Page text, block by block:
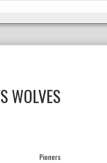
WOLVES
Pioners